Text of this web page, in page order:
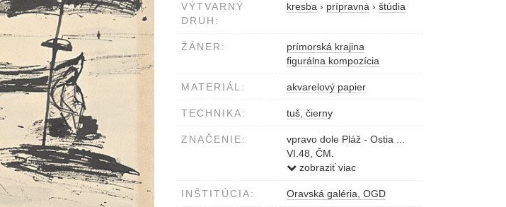
VÝTVARNÝ
DRUH:
kresba › prípravná › štúdia
ŽÁNER:
prímorská krajina
figurálna kompozícia
MATERIÁL: akvarelový papier
TECHNIKA: tuš, čierny
ZNAČENIE:
vpravo dole Pláž - Ostia ...
VI.48, ČM.
tušomzobraziť viac
INŠTITÚCIA: Oravská galéria, OGD